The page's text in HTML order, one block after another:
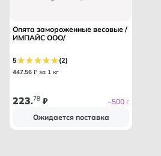
Опята замороженные весовые /
ИМПАЙС ООО/
5 (2)
447.56 ₽ за 1 кг
223.78 ₽
~500 г
Ожидается поставка